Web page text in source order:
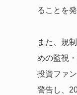
ることを発
また、規
めの監視
投資ファ
警告し、